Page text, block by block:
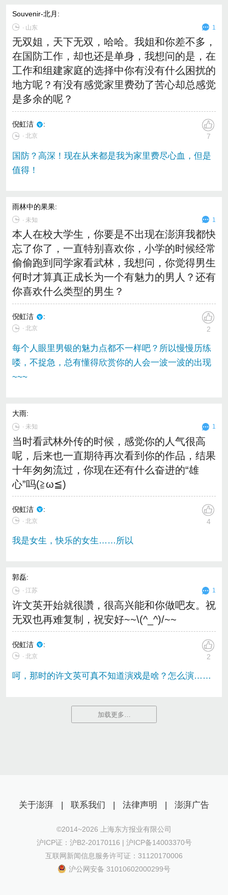
Souvenir-北月 :
∙ 山东 1
无双姐，天下无双，哈哈。我姐和你差不多，
在国防工作，却也还是单身，我想问的是，在
工作和组建家庭的选择中你有没有什么困扰的
地方呢？有没有感觉家里费劲了苦心却总感觉
是多余的呢？
倪虹洁 :
∙ 北京 7
国防？高深！现在从来都是我为家里费尽心血，但是
值得！
雨林中的果果:
∙ 未知 1
本人在校大学生，你要是不出现在澎湃我都快
忘了你了，一直特别喜欢你，小学的时候经常
偷偷跑到同学家看武林，我想问，你觉得男生
何时才算真正成长为一个有魅力的男人？还有
你喜欢什么类型的男生？
倪虹洁 :
∙ 北京 2
每个人眼里男银的魅力点都不一样吧？所以慢慢历练
喽，不捉急，总有懂得欣赏你的人会一波一波的出现
~~~
大雨:
∙ 未知 1
当时看武林外传的时候，感觉你的人气很高
呢，后来也一直期待再次看到你的作品，结果
十年匆匆流过，你现在还有什么奋进的“雄
心”吗(≧ω≦)
倪虹洁 :
∙ 北京 4
我是女生，快乐的女生……所以
郭磊:
∙江苏 1
许文英开始就很讚，很高兴能和你做吧友。祝
无双也再难复制，祝安好~~\(^_^)/~~
倪虹洁 :
∙ 北京 2
呵，那时的许文英可真不知道演戏是啥？怎么演……
加载更多…
关于澎湃 | 联系我们 | 法律声明 | 澎湃广告
©2014~2026 上海东方报业有限公司
沪ICP证：沪B2-20170116 | 沪ICP备14003370号
互联网新闻信息服务许可证：31120170006
沪公网安备 31010602000299号